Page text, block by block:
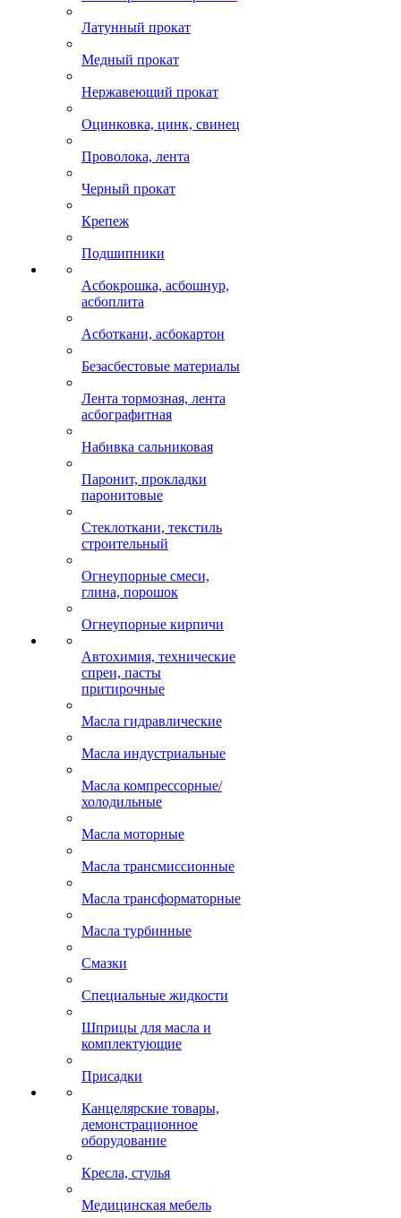
Латунный прокат
Медный прокат
Нержавеющий прокат
Оцинковка, цинк, свинец
Проволока, лента
Черный прокат
Крепеж
Подшипники
Асбокрошка, асбошнур,
асбоплита
Асботкани, асбокартон
Безасбестовые материалы
Лента тормозная, лента
асбографитная
Набивка сальниковая
Паронит, прокладки
паронитовые
Стеклоткани, текстиль
строительный
Огнеупорные смеси,
глина, порошок
Огнеупорные кирпичи
Автохимия, технические
спреи, пасты
притирочные
Масла гидравлические
Масла индустриальные
Масла компрессорные/
холодильные
Масла моторные
Масла трансмиссионные
Масла трансформаторные
Масла турбинные
Смазки
Специальные жидкости
Шприцы для масла и
комплектующие
Присадки
Канцелярские товары,
демонстрационное
оборудование
Кресла, стулья
Медицинская мебель